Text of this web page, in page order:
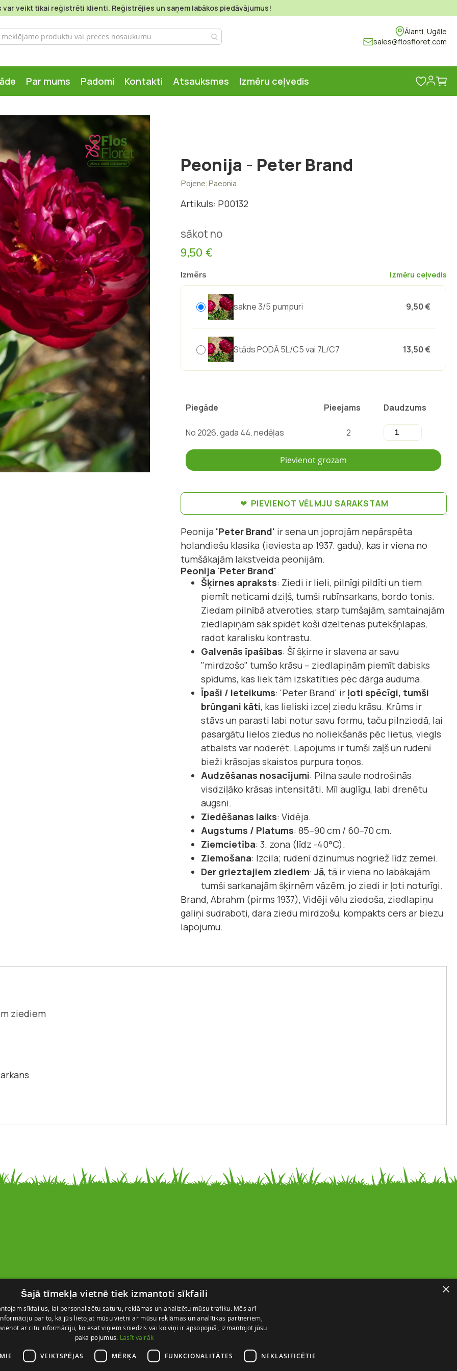
Ālanti, Ugāle
sales@flosfloret.com
var veikt tikai reģistrēti klienti. Reģistrējies un saņem labākos piedāvājumus!
Par mums Padomi Kontakti Atsauksmes Izmēru ceļvedis
Peonija - Peter Brand
Pojene|Paeonia
Artikuls: P00132
sākot no
9,50 €
Izmērs Izmēru ceļvedis
sakne 3/5 pumpuri 9,50 €
Stāds PODĀ 5L/C5 vai 7L/C7 13,50 €
Piegāde Pieejams Daudzums
No 2026. gada 44. nedēļas 2
Pievienot grozam
PIEVIENOT VĒLMJU SARAKSTAM
Peonija 'Peter Brand' ir sena un joprojām nepārspēta
holandiešu klasika (ieviesta ap 1937. gadu), kas ir viena no
tumšākajām lakstveida peonijām.
Peonija 'Peter Brand'
Šķirnes apraksts: Ziedi ir lieli, pilnīgi pildīti un tiem
piemīt neticami dziļš, tumši rubīnsarkans, bordo tonis.
Ziedam pilnībā atveroties, starp tumšajām, samtainajām
ziedlapiņām sāk spīdēt koši dzeltenas putekšņlapas,
radot karalisku kontrastu.
Galvenās īpašības: Šī šķirne ir slavena ar savu
"mirdzošo" tumšo krāsu – ziedlapiņām piemīt dabisks
spīdums, kas liek tām izskatīties pēc dārga auduma.
Īpaši / Ieteikums: 'Peter Brand' ir ļoti spēcīgi, tumši
brūngani kāti, kas lieliski izceļ ziedu krāsu. Krūms ir
stāvs un parasti labi notur savu formu, taču pilnziedā, lai
pasargātu lielos ziedus no noliekšanās pēc lietus, viegls
atbalsts var noderēt. Lapojums ir tumši zaļš un rudenī
bieži krāsojas skaistos purpura toņos.
Audzēšanas nosacījumi: Pilna saule nodrošinās
visdziļāko krāsas intensitāti. Mīl auglīgu, labi drenētu
augsni.
Ziedēšanas laiks: Vidēja.
Augstums / Platums: 85–90 cm / 60–70 cm.
Ziemcietība: 3. zona (līdz -40°C).
Ziemošana: Izcila; rudenī dzinumus nogriež līdz zemei.
Der grieztajiem ziediem:Jā, tā ir viena no labākajām
tumši sarkanajām šķirnēm vāzēm, jo ziedi ir ļoti noturīgi.
Brand, Abrahm (pirms 1937), Vidēji vēlu ziedoša, ziedlapiņu
galiņi sudraboti, dara ziedu mirdzošu, kompakts cers ar biezu
lapojumu.
ziediem
SIA “FlosFloret”
Ventspils nov., Ugāles pag.,
Ugāle, “Salas” – 23, LV-3615
+371 28 767 262
Kontakti
×
Šajā tīmekļa vietnē tiek izmantoti sīkfaili
sīkfailus, lai personalizētu saturu, reklāmas un analizētu mūsu trafiku. Mēs arī
par to, kā jūs lietojat mūsu vietni ar mūsu reklāmas un analītikas partneriem,
ar citu informāciju, ko esat viņiem sniedzis vai ko viņi ir apkopojuši, izmantojot jūsu
pakalpojumus. Lasīt vairāk
VEIKTSPĒJAS MĒRĶA FUNKCIONALITĀTES NEKLASIFICĒTIE